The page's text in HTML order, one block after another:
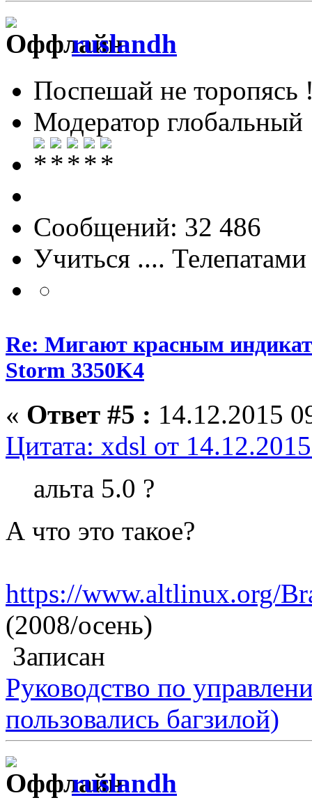
ruslandh
Поспешай не торопясь
Модератор глобальный
Сообщений: 32 486
Учиться ....
Re: Мигают красным
Storm 3350K4
« Ответ #5 : 14.12.2015
Цитата: xdsl от
альта 5.0 ?
А что это такое?
https://www.altlinux.org/
(2008/осень)
Записан
Руководство по
пользовались багзилой)
ruslandh